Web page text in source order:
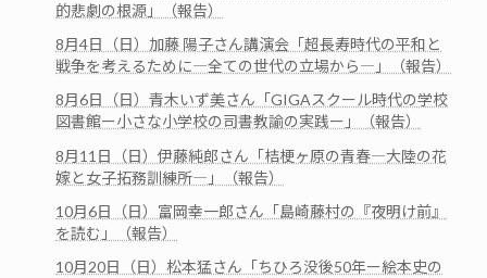
的悲劇の根源」（報告）
8月4日（日）加藤 陽子さん講演会「超長寿時代の平和と
戦争を考えるために―全ての世代の立場から―」（報告）
8月6日（日）青木いず美さん「GIGAスクール時代の学校
図書館ー小さな小学校の司書教諭の実践ー」（報告）
8月11日（日）伊藤純郎さん「桔梗ヶ原の青春―大陸の花
嫁と女子拓務訓練所―」（報告）
10月6日（日）富岡幸一郎さん「島崎藤村の『夜明け前』
を読む」（報告）
10月20日（日）松本猛さん「ちひろ没後50年ー絵本史の